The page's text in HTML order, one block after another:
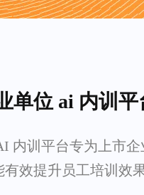
单位 ai 内训
内训平台专为上市
有效提升员工培训效